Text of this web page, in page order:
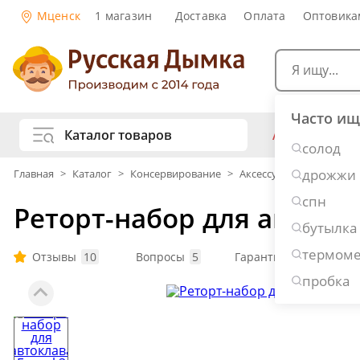
Мценск 1 магазин Доставка Оплата
Часто
солод
дрожжи
спн
бутылка
пробка
Каталог товаров
Копчение и колбасы
Консервирование
Дубовые бочки и кадки
АКЦИИ
Рецепты
Виски
Ром
Джин
Наливки и
Главная > Каталог > Консервирование > Аксессуары для
Реторт-набор для
Отзывы 10 Вопросы 5 Гарантия: 36 месяцев